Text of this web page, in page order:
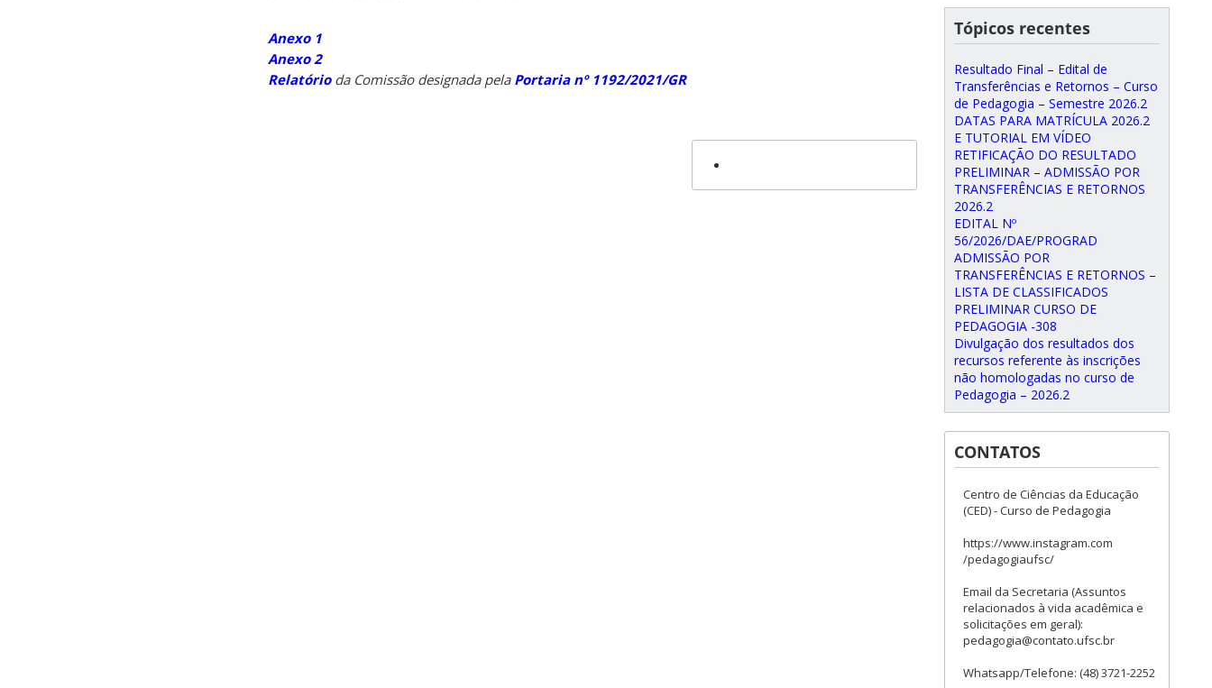
Anexo 1
Anexo 2
Relatórioda Comissão designada pela Portaria nº 1192/2021/GR
Tópicos recentes
Resultado Final – Edital de
Transferências e Retornos – Curso
de Pedagogia – Semestre 2026.2
DATAS PARA MATRÍCULA 2026.2
E TUTORIAL EM VÍDEO
RETIFICAÇÃO DO RESULTADO
PRELIMINAR – ADMISSÃO POR
TRANSFERÊNCIAS E RETORNOS
2026.2
EDITAL Nº
56/2026/DAE/PROGRAD
ADMISSÃO POR
TRANSFERÊNCIAS E RETORNOS –
LISTA DE CLASSIFICADOS
PRELIMINAR CURSO DE
PEDAGOGIA -308
Divulgação dos resultados dos
recursos referente às inscrições
não homologadas no curso de
Pedagogia – 2026.2
CONTATOS
Centro de Ciências da Educação
(CED) - Curso de Pedagogia
https://www.instagram.com
/pedagogiaufsc/
Email da Secretaria (Assuntos
relacionados à vida acadêmica e
solicitações em geral):
pedagogia@contato.ufsc.br
Whatsapp/Telefone: (48) 3721-2252